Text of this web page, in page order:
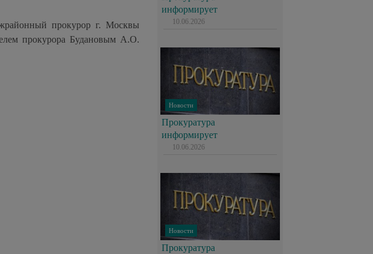
прокурор г. Москвы
прокурора Будановым А.О.
информирует
10.06.2026
Новости
Прокуратура
информирует
10.06.2026
Новости
Прокуратура